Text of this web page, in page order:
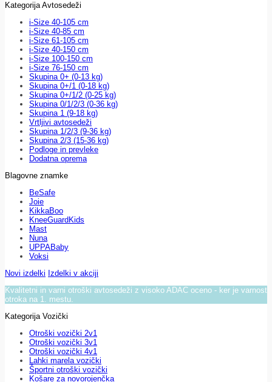
Kategorija Avtosedeži
i-Size 40-105 cm
i-Size 40-85 cm
i-Size 61-105 cm
i-Size 40-150 cm
i-Size 100-150 cm
i-Size 76-150 cm
Skupina 0+ (0-13 kg)
Skupina 0+/1 (0-18 kg)
Skupina 0+/1/2 (0-25 kg)
Skupina 0/1/2/3 (0-36 kg)
Skupina 1 (9-18 kg)
Vrtljivi avtosedeži
Skupina 1/2/3 (9-36 kg)
Skupina 2/3 (15-36 kg)
Podloge in prevleke
Dodatna oprema
Blagovne znamke
BeSafe
Joie
KikkaBoo
KneeGuardKids
Mast
Nuna
UPPABaby
Voksi
Novi izdelki Izdelki v akciji
Kvalitetni in varni otroški avtosedeži z visoko ADAC oceno - ker je varnost
otroka na 1. mestu.
Kategorija Vozički
Otroški vozički 2v1
Otroški vozički 3v1
Otroški vozički 4v1
Lahki marela vozički
Športni otroški vozički
Košare za novorojenčka